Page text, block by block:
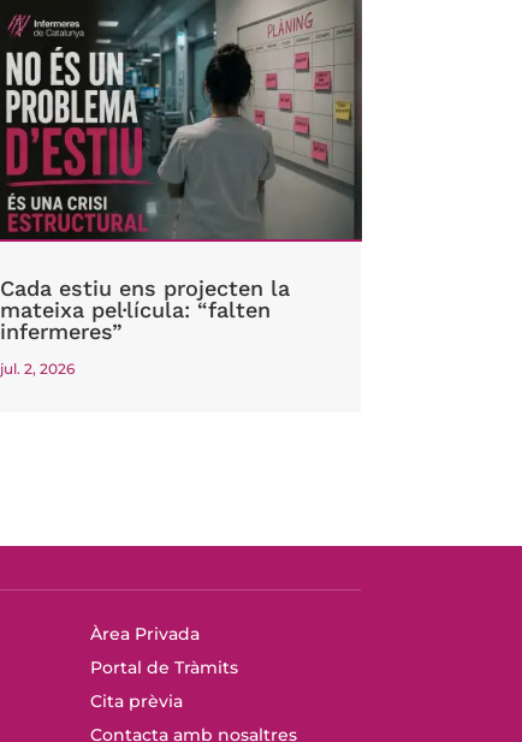
Cada estiu ens projecten la
mateixa pel·lícula: “falten
infermeres”
jul. 2, 2026
Àrea Privada
Portal de Tràmits
Cita prèvia
Contacta amb nosaltres